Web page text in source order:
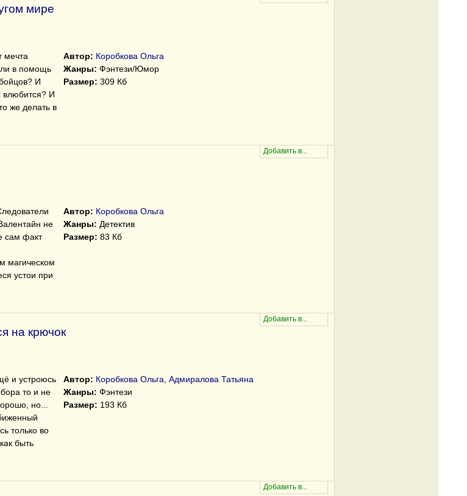
мире
мечта
в помощь
И
влюбится? И
же делать в
Автор: Коробкова Ольга
Жанры: Фэнтези/Юмор
Размер: 309 Кб
не
сам факт
магическом
устои при
Автор: Коробкова Ольга
Жанры: Детектив
Размер: 83 Кб
на крючок
и устроюсь
то и не
но...
только во
быть
Автор: Коробкова Ольга, Адмиралова Татьяна
Жанры: Фэнтези
Размер: 193 Кб